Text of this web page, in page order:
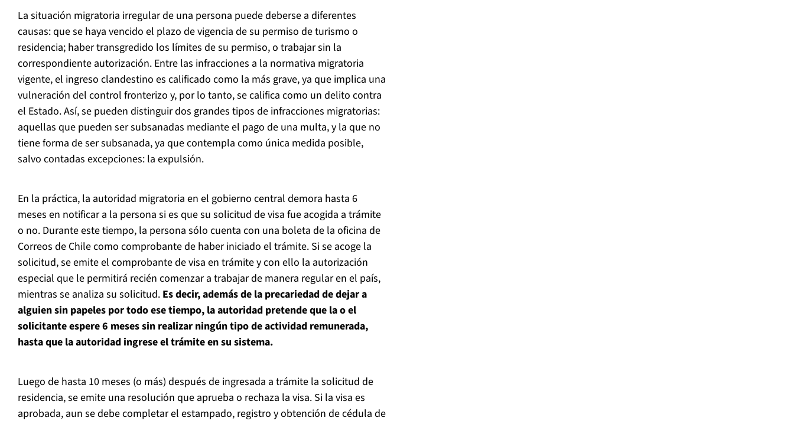
La situación migratoria irregular de una persona puede deberse a diferentes
causas: que se haya vencido el plazo de vigencia de su permiso de turismo o
residencia; haber transgredido los límites de su permiso, o trabajar sin la
correspondiente autorización. Entre las infracciones a la normativa migratoria
vigente, el ingreso clandestino es calificado como la más grave, ya que implica una
vulneración del control fronterizo y, por lo tanto, se califica como un delito contra
el Estado. Así, se pueden distinguir dos grandes tipos de infracciones migratorias:
aquellas que pueden ser subsanadas mediante el pago de una multa, y la que no
tiene forma de ser subsanada, ya que contempla como única medida posible,
salvo contadas excepciones: la expulsión.
En la práctica, la autoridad migratoria en el gobierno central demora hasta 6
meses en notificar a la persona si es que su solicitud de visa fue acogida a trámite
o no. Durante este tiempo, la persona sólo cuenta con una boleta de la oficina de
Correos de Chile como comprobante de haber iniciado el trámite. Si se acoge la
solicitud, se emite el comprobante de visa en trámite y con ello la autorización
especial que le permitirá recién comenzar a trabajar de manera regular en el país,
mientras se analiza su solicitud. Es decir, además de la precariedad de dejar a
alguien sin papeles por todo ese tiempo, la autoridad pretende que la o el
solicitante espere 6 meses sin realizar ningún tipo de actividad remunerada,
hasta que la autoridad ingrese el trámite en su sistema.
Luego de hasta 10 meses (o más) después de ingresada a trámite la solicitud de
residencia, se emite una resolución que aprueba o rechaza la visa. Si la visa es
aprobada, aun se debe completar el estampado, registro y obtención de cédula de